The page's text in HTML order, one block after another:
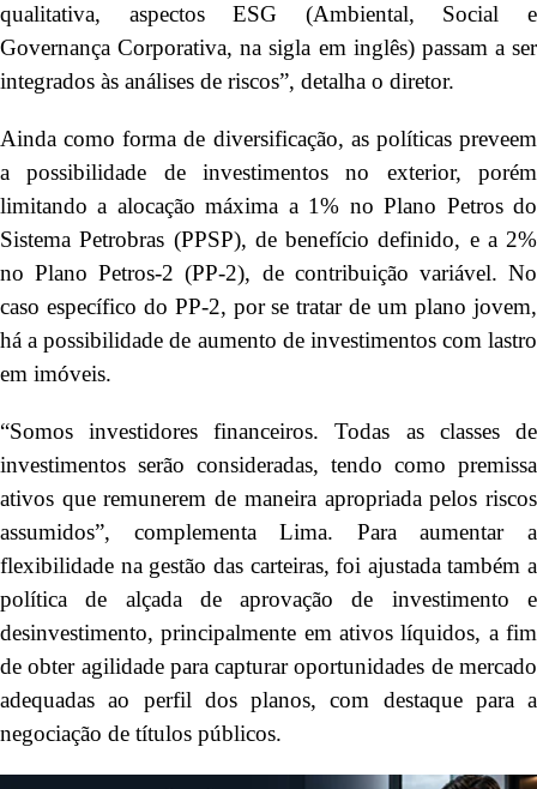
qualitativa, aspectos ESG (Ambiental, Social e
Governança Corporativa, na sigla em inglês) passam a ser
integrados às análises de riscos”, detalha o diretor.
Ainda como forma de diversificação, as políticas preveem
a possibilidade de investimentos no exterior, porém
limitando a alocação máxima a 1% no Plano Petros do
Sistema Petrobras (PPSP), de benefício definido, e a 2%
no Plano Petros-2 (PP-2), de contribuição variável. No
caso específico do PP-2, por se tratar de um plano jovem,
há a possibilidade de aumento de investimentos com lastro
em imóveis.
“Somos investidores financeiros. Todas as classes de
investimentos serão consideradas, tendo como premissa
ativos que remunerem de maneira apropriada pelos riscos
assumidos”, complementa Lima. Para aumentar a
flexibilidade na gestão das carteiras, foi ajustada também a
política de alçada de aprovação de investimento e
desinvestimento, principalmente em ativos líquidos, a fim
de obter agilidade para capturar oportunidades de mercado
adequadas ao perfil dos planos, com destaque para a
negociação de títulos públicos.